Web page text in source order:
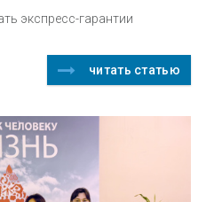
экспресс-гарантии
читать статью